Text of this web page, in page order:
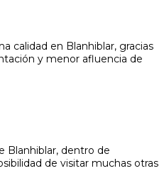
calidad en Blanhiblar, gracias
y menor afluencia de
Blanhiblar, dentro de
de visitar muchas otras